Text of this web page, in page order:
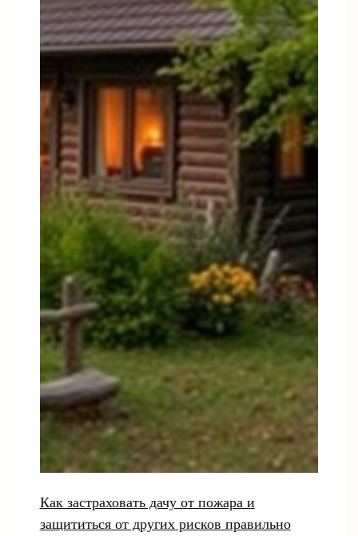
Как застраховать дачу от пожара и
защититься от других рисков правильно